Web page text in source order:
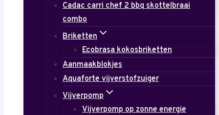
Cadac carri chef 2 bbq skottelbraai
combo
Briketten
Ecobrasa kokosbriketten
Aanmaakblokjes
Aquaforte vijverstofzuiger
Vijverpomp
Vijverpomp op zonne energie